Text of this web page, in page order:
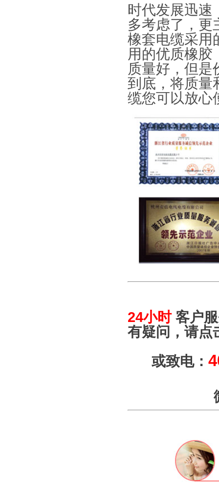
时代发展迅速
多考虑了，更
橡套电缆采用
用的优质橡胶
质量好，但是
到底，将质量
缆您可以放心
24小时客户服
有疑问，请点
或致电：